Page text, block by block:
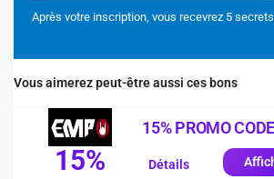
Après votre inscription, vous recevrez 5
Vous aimerez peut-être aussi ces bons
15%
15% PROMO
Détails